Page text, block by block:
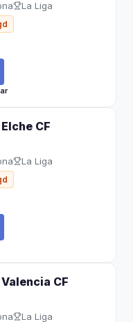
La Liga
CF
La Liga
CF
La Liga